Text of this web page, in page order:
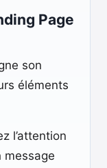
Page
son
éléments
l’attention
message